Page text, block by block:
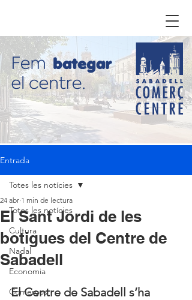
Entrada
Totes les notícies
Cultura
Nadal
Economia
Comerços
Totes les notícies
El Sant Jordi de les
botigues del Centre de
Sabadell
24 abr 1 min de lectura
El Centre de Sabadell s’ha